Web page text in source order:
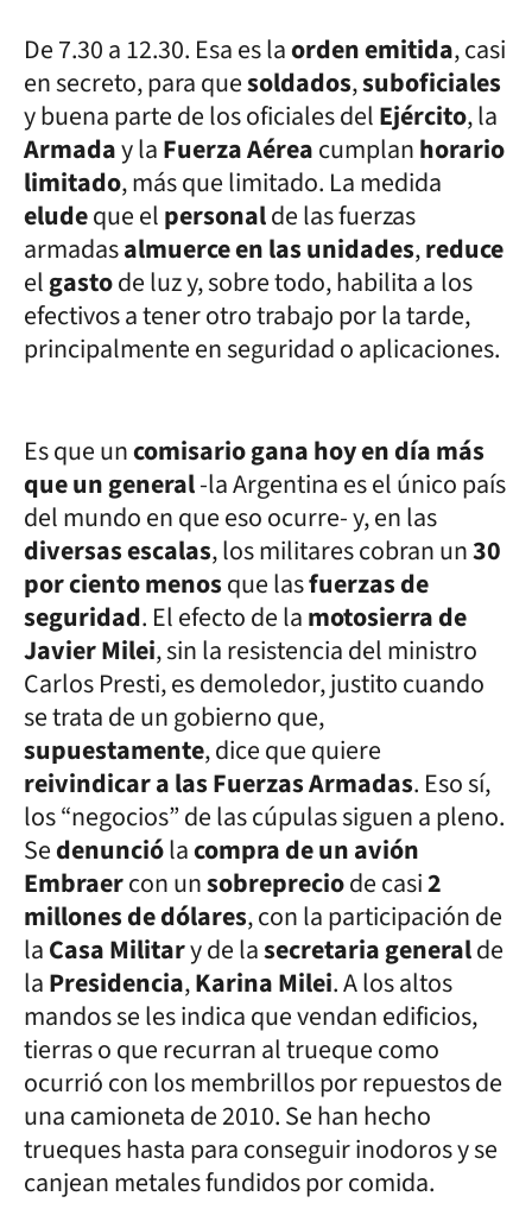
De 7.30 a 12.30. Esa es laorden emitida, casi
en secreto, para quesoldados,suboficiales
y buena parte de los oficiales delEjército, la
Armaday laFuerza Aéreacumplanhorario
limitado, más que limitado. La medida
eludeque elpersonalde las fuerzas
armadasalmuerce en las unidades,reduce
elgastode luz y, sobre todo, habilita a los
efectivos a tener otro trabajo por la tarde,
principalmente en seguridad o aplicaciones.
Es que uncomisario gana hoy en día más
que un general-la Argentina es el único país
del mundo en que eso ocurre- y, en las
diversas escalas, los militares cobran un30
por ciento menosque lasfuerzas de
seguridad. El efecto de lamotosierra de
Javier Milei, sin la resistencia del ministro
Carlos Presti, es demoledor, justito cuando
se trata de un gobierno que,
supuestamente, dice que quiere
reivindicar a las Fuerzas Armadas. Eso sí,
los “negocios” de las cúpulas siguen a pleno.
Sedenunciólacompra de un avión
Embraercon unsobrepreciode casi2
millones de dólares, con la participación de
laCasa Military de lasecretaria generalde
laPresidencia,Karina Milei. A los altos
mandos se les indica que vendan edificios,
tierras o que recurran al trueque como
ocurrió con los membrillos por repuestos de
una camioneta de 2010. Se han hecho
trueques hasta para conseguir inodoros y se
canjean metales fundidos por comida.